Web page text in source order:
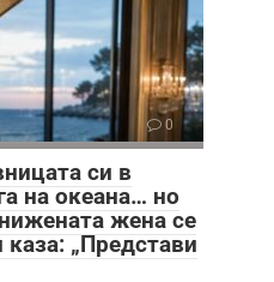
0
си в
на океана… но
жена се
„Представи